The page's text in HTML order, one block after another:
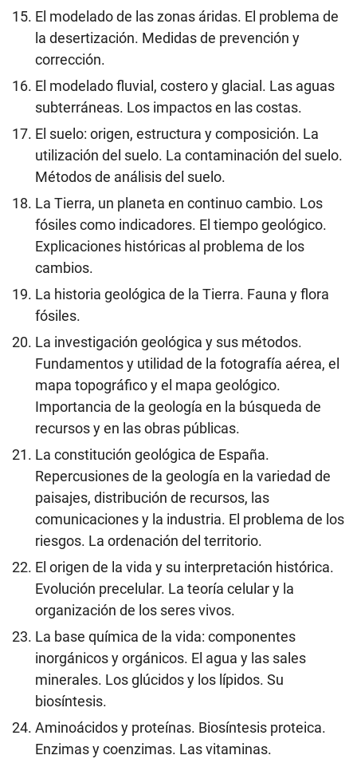
El modelado de las zonas áridas. El problema de
la desertización. Medidas de prevención y
corrección.
El modelado fluvial, costero y glacial. Las aguas
subterráneas. Los impactos en las costas.
El suelo: origen, estructura y composición. La
utilización del suelo. La contaminación del suelo.
Métodos de análisis del suelo.
La Tierra, un planeta en continuo cambio. Los
fósiles como indicadores. El tiempo geológico.
Explicaciones históricas al problema de los
cambios.
La historia geológica de la Tierra. Fauna y flora
fósiles.
La investigación geológica y sus métodos.
Fundamentos y utilidad de la fotografía aérea, el
mapa topográfico y el mapa geológico.
Importancia de la geología en la búsqueda de
recursos y en las obras públicas.
La constitución geológica de España.
Repercusiones de la geología en la variedad de
paisajes, distribución de recursos, las
comunicaciones y la industria. El problema de los
riesgos. La ordenación del territorio.
El origen de la vida y su interpretación histórica.
Evolución precelular. La teoría celular y la
organización de los seres vivos.
La base química de la vida: componentes
inorgánicos y orgánicos. El agua y las sales
minerales. Los glúcidos y los lípidos. Su
biosíntesis.
Aminoácidos y proteínas. Biosíntesis proteica.
Enzimas y coenzimas. Las vitaminas.